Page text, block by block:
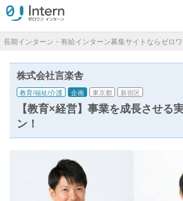
長期インターン・有給インターン募集サイトならゼロ
株式会社言楽舎
教育/福祉/介護 企画 東京都 新宿区
【教育×経営】事業を成長させる
ン！